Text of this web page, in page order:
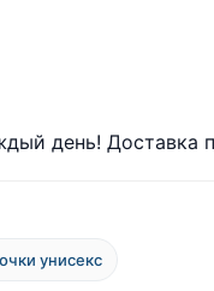
день! Доставка
унисекс